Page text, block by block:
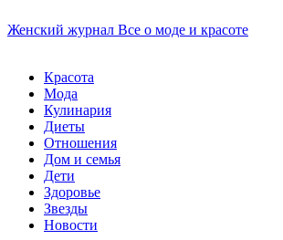
Женский журнал Все о моде и красоте
Красота
Мода
Кулинария
Диеты
Отношения
Дом и семья
Дети
Здоровье
Звезды
Новости